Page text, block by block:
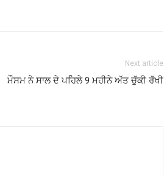
Next article
ਮੌਸਮ ਨੇ ਸਾਲ ਦੇ ਪਹਿਲੇ 9 ਮਹੀਨੇ ਅੱਤ ਚੁੱਕੀ ਰੱਖੀ